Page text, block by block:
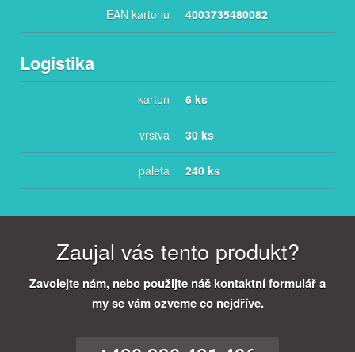
EAN kartonu 4003735480082
Logistika
karton 6 ks
vrstva 30 ks
paleta 240 ks
Zaujal vás tento produkt?
Zavolejte nám, nebo použijte náš kontaktní formulář a
my se vám ozveme co nejdříve.